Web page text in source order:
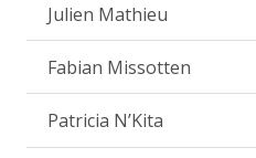
Julien Mathieu
Fabian Missotten
Patricia N’Kita